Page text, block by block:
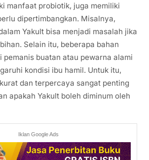
manfaat probiotik, juga memiliki
dipertimbangkan. Misalnya,
Yakult bisa menjadi masalah jika
Selain itu, beberapa bahan
pemanis buatan atau pewarna alami
kondisi ibu hamil. Untuk itu,
dan terpercaya sangat penting
apakah Yakult boleh diminum oleh
Iklan Google Ads